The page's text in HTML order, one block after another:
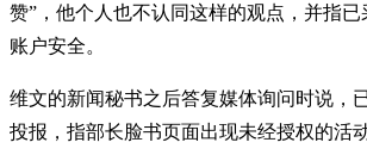
赞”，他个人也不认同这样的观点，并指
账户安全。
维文的新闻秘书之后答复媒体询问时说，
投报，指部长脸书页面出现未经授权的活